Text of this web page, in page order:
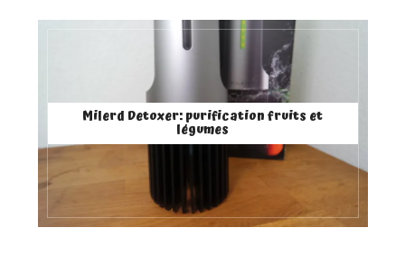
Milerd Detoxer: purification fruits et
légumes